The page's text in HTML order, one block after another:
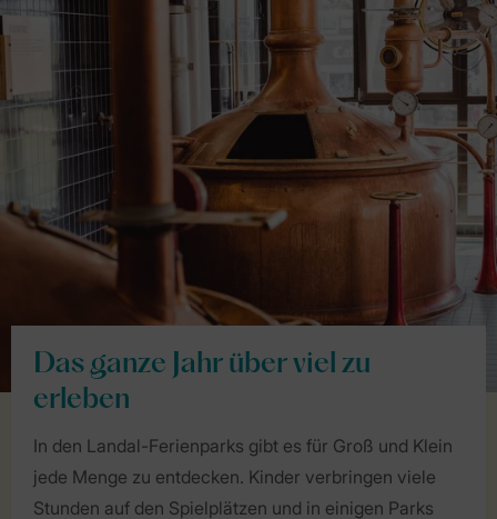
Das ganze Jahr über viel zu
erleben
In den Landal-Ferienparks gibt es für Groß und Klein
jede Menge zu entdecken. Kinder verbringen viele
Stunden auf den Spielplätzen und in einigen Parks